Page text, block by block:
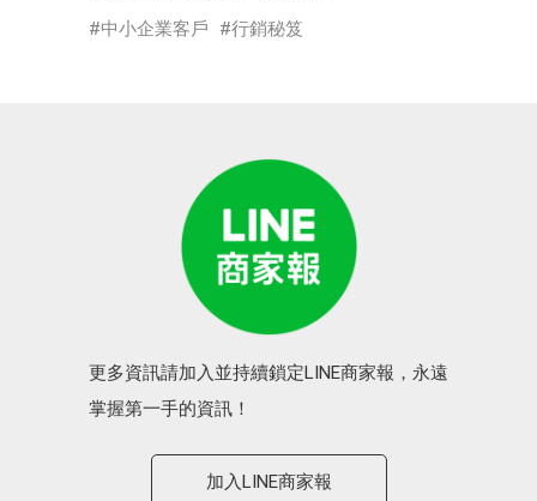
中小企業客戶
行銷秘笈
更多資訊請加入並持續鎖定LINE商家報，永遠
掌握第一手的資訊！
加入LINE商家報